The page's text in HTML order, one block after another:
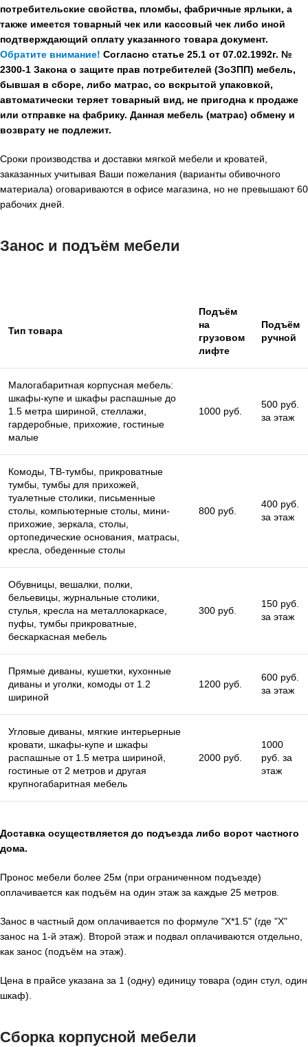
потребительские свойства, пломбы, фабричные ярлыки, а
также имеется товарный чек или кассовый чек либо иной
подтверждающий оплату указанного товара документ.
Обратите внимание! Согласно статье 25.1 от 07.02.1992г. №
2300-1 Закона о защите прав потребителей (ЗоЗПП) мебель,
бывшая в сборе, либо матрас, со вскрытой упаковкой,
автоматически теряет товарный вид, не пригодна к продаже
или отправке на фабрику. Данная мебель (матрас) обмену и
возврату не подлежит.
Сроки производства и доставки мягкой мебели и кроватей,
заказанных учитывая Ваши пожелания (варианты обивочного
материала) оговариваются в офисе магазина, но не превышают 60
рабочих дней.
Занос и подъём мебели
Тип товара
Подъём
на
грузовом
лифте
Подъём
ручной
Малогабаритная корпусная мебель:
шкафы-купе и шкафы распашные до
1.5 метра шириной, стеллажи,
гардеробные, прихожие, гостиные
малые
1000 руб.
500 руб.
за этаж
Комоды, ТВ-тумбы, прикроватные
тумбы, тумбы для прихожей,
туалетные столики, письменные
столы, компьютерные столы, мини-
прихожие, зеркала, столы,
ортопедические основания, матрасы,
кресла, обеденные столы
800 руб.
400 руб.
за этаж
Обувницы, вешалки, полки,
бельевицы, журнальные столики,
стулья, кресла на металлокаркасе,
пуфы, тумбы прикроватные,
бескаркасная мебель
300 руб.
150 руб.
за этаж
Прямые диваны, кушетки, кухонные
диваны и уголки, комоды от 1.2
шириной
1200 руб.
600 руб.
за этаж
Угловые диваны, мягкие интерьерные
кровати, шкафы-купе и шкафы
распашные от 1.5 метра шириной,
гостиные от 2 метров и другая
крупногабаритная мебель
2000 руб.
1000
руб. за
этаж
Доставка осуществляется до подъезда либо ворот частного
дома.
Пронос мебели более 25м (при ограниченном подъезде)
оплачивается как подъём на один этаж за каждые 25 метров.
Занос в частный дом оплачивается по формуле "X*1.5" (где "X"
занос на 1-й этаж). Второй этаж и подвал оплачиваются отдельно,
как занос (подъём на этаж).
Цена в прайсе указана за 1 (одну) единицу товара (один стул, один
шкаф).
Сборка корпусной мебели